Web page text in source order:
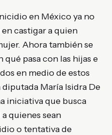
en México ya no
castigar a quien
Ahora también se
pasa con las hijas e
en medio de estos
diputada María Isidra De
iniciativa que busca
quienes sean
o tentativa de